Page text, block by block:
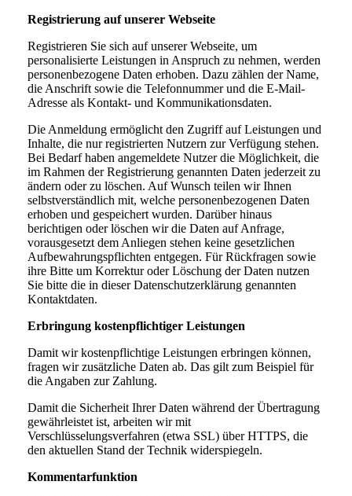
Registrierung auf unserer Webseite
Registrieren Sie sich auf unserer Webseite, um
personalisierte Leistungen in Anspruch zu nehmen, werden
personenbezogene Daten erhoben. Dazu zählen der Name,
die Anschrift sowie die Telefonnummer und die E-Mail-
Adresse als Kontakt- und Kommunikationsdaten.
Die Anmeldung ermöglicht den Zugriff auf Leistungen und
Inhalte, die nur registrierten Nutzern zur Verfügung stehen.
Bei Bedarf haben angemeldete Nutzer die Möglichkeit, die
im Rahmen der Registrierung genannten Daten jederzeit zu
ändern oder zu löschen. Auf Wunsch teilen wir Ihnen
selbstverständlich mit, welche personenbezogenen Daten
erhoben und gespeichert wurden. Darüber hinaus
berichtigen oder löschen wir die Daten auf Anfrage,
vorausgesetzt dem Anliegen stehen keine gesetzlichen
Aufbewahrungspflichten entgegen. Für Rückfragen sowie
ihre Bitte um Korrektur oder Löschung der Daten nutzen
Sie bitte die in dieser Datenschutzerklärung genannten
Kontaktdaten.
Erbringung kostenpflichtiger Leistungen
Damit wir kostenpflichtige Leistungen erbringen können,
fragen wir zusätzliche Daten ab. Das gilt zum Beispiel für
die Angaben zur Zahlung.
Damit die Sicherheit Ihrer Daten während der Übertragung
gewährleistet ist, arbeiten wir mit
Verschlüsselungsverfahren (etwa SSL) über HTTPS, die
den aktuellen Stand der Technik widerspiegeln.
Kommentarfunktion